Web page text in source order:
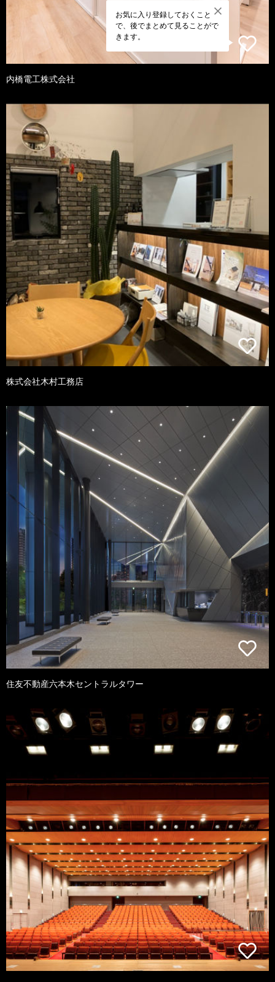
お気に入り登録しておくこと
で、後でまとめて見ることがで
きます。
内橋電工株式会社
株式会社木村工務店
住友不動産六本木セントラルタワー